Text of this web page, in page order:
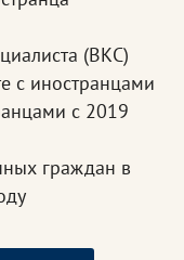
(ВКС)
с иностранцами
с 2019
граждан в